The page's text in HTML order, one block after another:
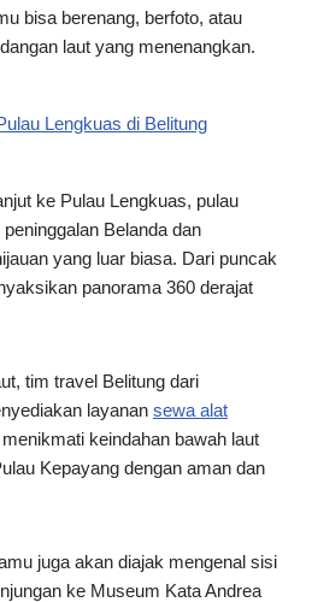
bisa berenang, berfoto, atau
laut yang menenangkan.
Lengkuas di Belitung
ke Pulau Lengkuas, pulau
Belanda dan
yang luar biasa. Dari puncak
panorama 360 derajat
tim travel Belitung dari
layanan sewa alat
keindahan bawah laut
Kepayang dengan aman dan
juga akan diajak mengenal sisi
ke Museum Kata Andrea